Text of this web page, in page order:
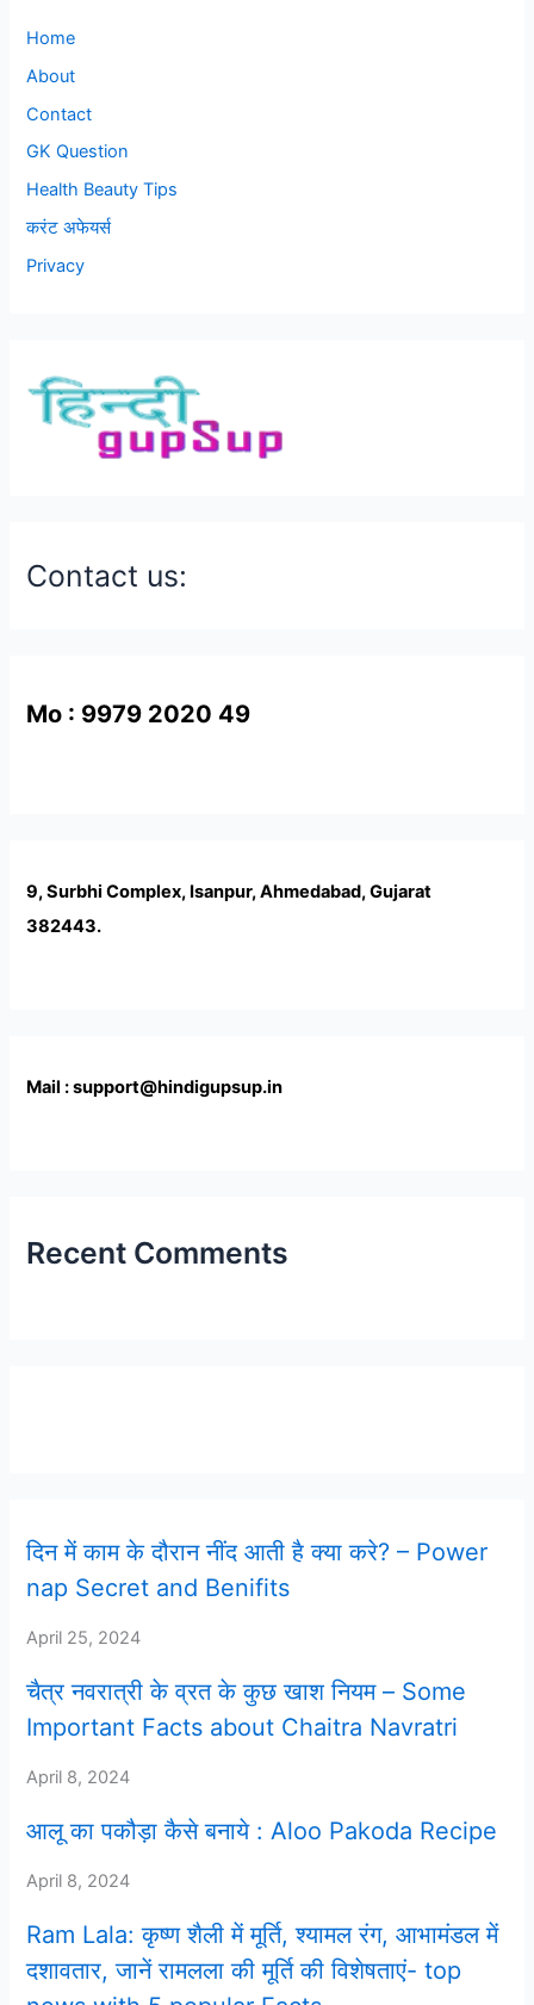
Home
About
Contact
GK Question
Health Beauty Tips
करंट अफेयर्स
Privacy
Contact us:
Mo : 9979 2020 49
9, Surbhi Complex, Isanpur, Ahmedabad, Gujarat
382443.
Mail : support@hindigupsup.in
Recent Comments
दिन में काम के दौरान नींद आती है क्या करे? – Power
nap Secret and Benifits
April 25, 2024
चैत्र नवरात्री के व्रत के कुछ खाश नियम – Some
Important Facts about Chaitra Navratri
April 8, 2024
आलू का पकौड़ा कैसे बनाये : Aloo Pakoda Recipe
April 8, 2024
Ram Lala: कृष्ण शैली में मूर्ति, श्यामल रंग, आभामंडल में
दशावतार, जानें रामलला की मूर्ति की विशेषताएं- top